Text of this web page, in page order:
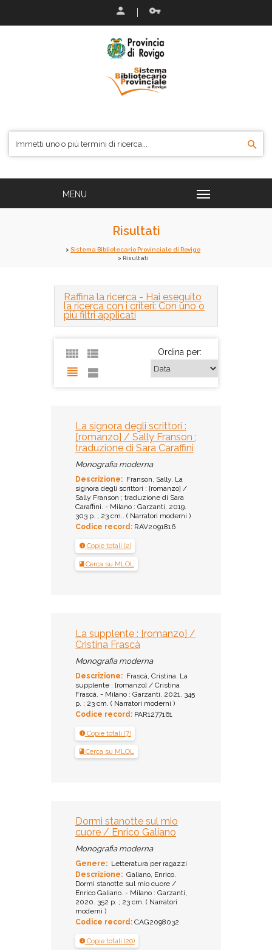
Risultati
Sistema Bibliotecario Provinciale di Rovigo
Risultati
Raffina la ricerca - Hai eseguito
la ricerca con i criteri: Con uno o
più filtri applicati
Ordina per:
La signora degli scrittori :
[romanzo] / Sally Franson ;
traduzione di Sara Caraffini
Monografia moderna
Descrizione: Franson, Sally. La
signora degli scrittori : [romanzo] /
Sally Franson ; traduzione di Sara
Caraffini. - Milano : Garzanti, 2019.
303 p. ; 23 cm.. ( Narratori moderni )
Codice record: RAV2091816
Copie totali (2)
Cerca su MLOL
La supplente : [romanzo] /
Cristina Frascà
Monografia moderna
Descrizione: Frascà, Cristina. La
supplente : [romanzo] / Cristina
Frascà. - Milano : Garzanti, 2021. 345
p. ; 23 cm. ( Narratori moderni )
Codice record: PAR1277161
Copie totali (7)
Cerca su MLOL
Dormi stanotte sul mio
cuore / Enrico Galiano
Monografia moderna
Genere: Letteratura per ragazzi
Descrizione: Galiano, Enrico.
Dormi stanotte sul mio cuore /
Enrico Galiano. - Milano : Garzanti,
2020. 352 p. ; 23 cm. ( Narratori
moderni )
Codice record: CAG2098032
Copie totali (20)